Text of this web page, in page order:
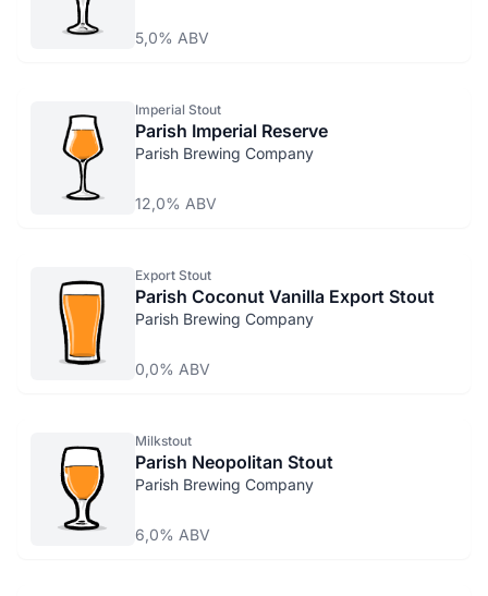
5,0% ABV
Imperial Stout
Parish Imperial Reserve
Parish Brewing Company
12,0% ABV
Export Stout
Parish Coconut Vanilla Export Stout
Parish Brewing Company
0,0% ABV
Milkstout
Parish Neopolitan Stout
Parish Brewing Company
6,0% ABV